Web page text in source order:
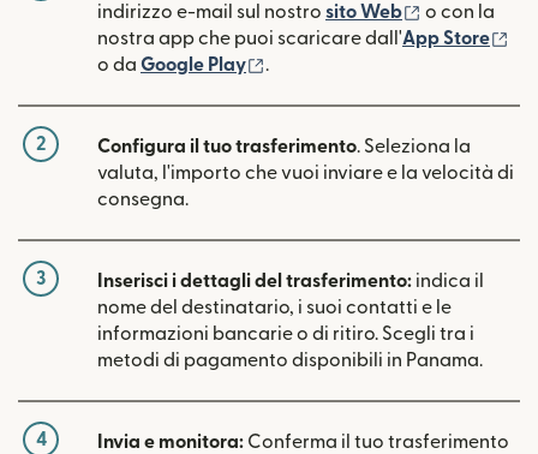
indirizzo e-mail sul nostro sito Web (si apre in
o con la
nostra app che puoi scaricare dall'App Store
o da Google Play (si apre in una nuova finestra)
.
2 Configura il tuo trasferimento. Seleziona la
valuta, l'importo che vuoi inviare e la velocità di
consegna.
3 Inserisci i dettagli del trasferimento: indica il
nome del destinatario, i suoi contatti e le
informazioni bancarie o di ritiro. Scegli tra i
metodi di pagamento disponibili in Panama.
4 Invia e monitora: Conferma il tuo trasferimento